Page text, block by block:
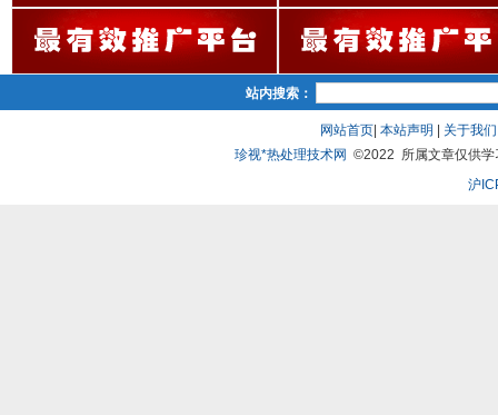
站内搜索：
网站首页| 本站声明 关于我们
珍视*热处理技术网 ©2022 所属文章仅供学
沪